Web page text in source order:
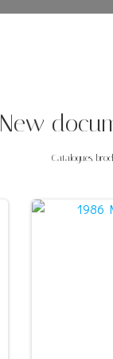
New
Catalogues,